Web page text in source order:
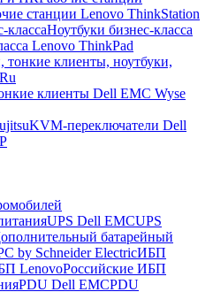
станции Lenovo ThinkStation
Ноутбуки бизнес-класса
Lenovo ThinkPad
тонкие клиенты, ноутбуки,
клиенты Dell EMC Wyse
KVM-переключатели Dell
UPS Dell EMCUPS
батарейный
by Schneider ElectricИБП
LenovoРоссийские ИБП
PDU Dell EMCPDU